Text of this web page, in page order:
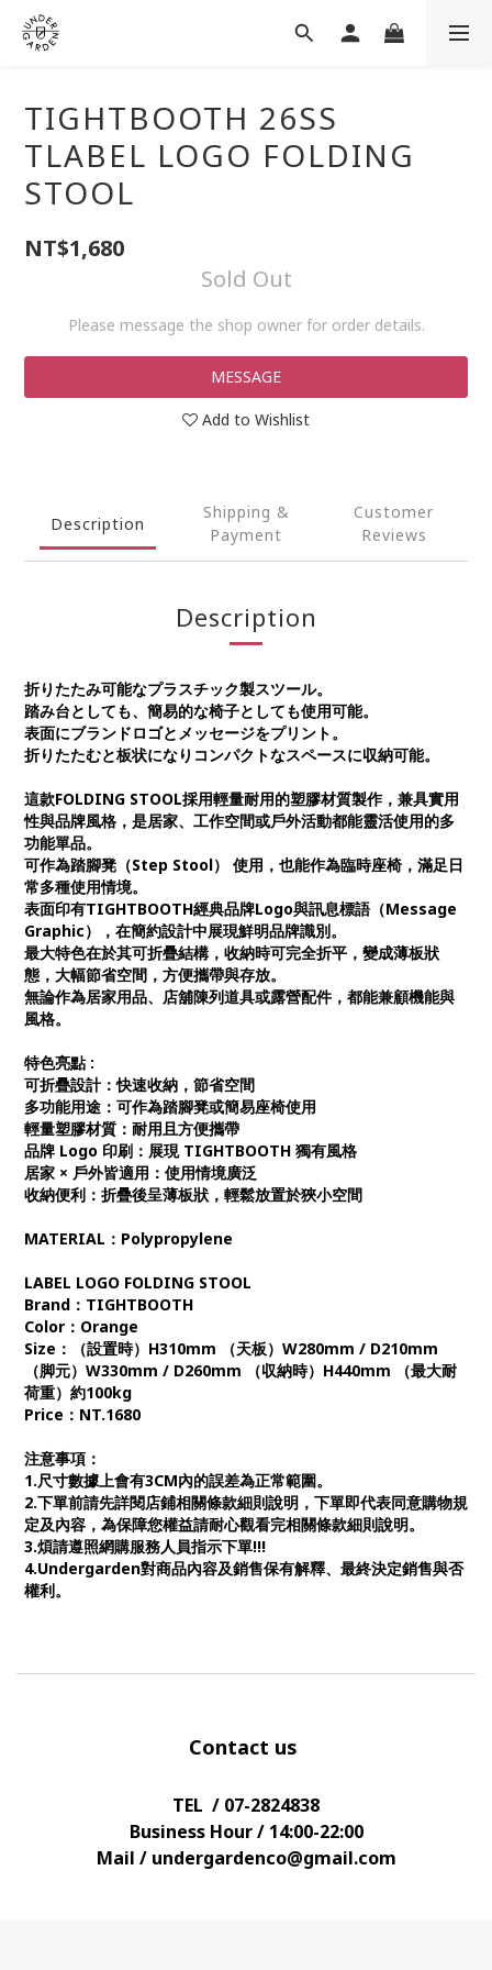
TIGHTBOOTH 26SS
TLABEL LOGO FOLDING
STOOL
NT$1,680
Sold Out
Please message the shop owner for order details.
MESSAGE
Add to Wishlist
Description
Shipping &
Payment
Customer
Reviews
Description
折りたたみ可能なプラスチック製スツール。
踏み台としても、簡易的な椅子としても使用可能。
表面にブランドロゴとメッセージをプリント。
折りたたむと板状になりコンパクトなスペースに収納可能。
這款FOLDING STOOL採用輕量耐用的塑膠材質製作，兼具實用
性與品牌風格，是居家、工作空間或戶外活動都能靈活使用的多
功能單品。
可作為踏腳凳（Step Stool） 使用，也能作為臨時座椅，滿足日
常多種使用情境。
表面印有TIGHTBOOTH經典品牌Logo與訊息標語（Message
Graphic），在簡約設計中展現鮮明品牌識別。
最大特色在於其可折疊結構，收納時可完全折平，變成薄板狀
態，大幅節省空間，方便攜帶與存放。
無論作為居家用品、店舖陳列道具或露營配件，都能兼顧機能與
風格。
特色亮點 :
可折疊設計：快速收納，節省空間
多功能用途：可作為踏腳凳或簡易座椅使用
輕量塑膠材質：耐用且方便攜帶
品牌 Logo 印刷：展現 TIGHTBOOTH 獨有風格
居家 × 戶外皆適用：使用情境廣泛
收納便利：折疊後呈薄板狀，輕鬆放置於狹小空間
MATERIAL：Polypropylene
LABEL LOGO FOLDING STOOL
Brand：TIGHTBOOTH
Color：Orange
Size：
（設置時）H310mm （天板）W280mm / D210mm
（脚元）W330mm / D260mm （収納時）H440mm （最大耐
荷重）約100kg
Price：NT.1680
注意事項：
1.尺寸數據上會有3CM內的誤差為正常範圍。
2.下單前請先詳閱店鋪相關條款細則說明，下單即代表同意購物規
定及內容，為保障您權益請耐心觀看完相關條款細則說明。
3.煩請遵照網購服務人員指示下單!!!
4.Undergarden對商品內容及銷售保有解釋、最終決定銷售與否
權利。
Contact us
TEL / 07-2824838
Business Hour / 14:00-22:00
Mail / undergardenco@gmail.com